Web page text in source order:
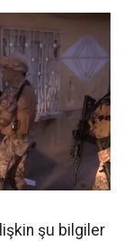
şu bilgiler